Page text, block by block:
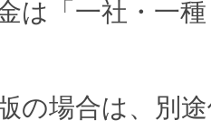
は「一社・一
の場合は、別